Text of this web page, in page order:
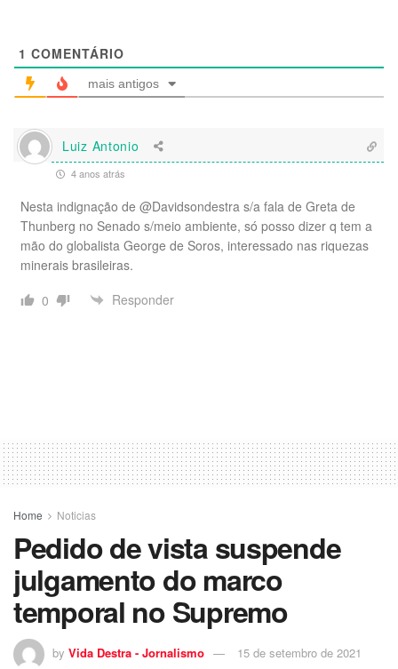
1 COMENTÁRIO
mais antigos
Luiz Antonio
4 anos atrás
Nesta indignação de @Davidsondestra s/a fala de Greta de
Thunberg no Senado s/meio ambiente, só posso dizer q tem a
mão do globalista George de Soros, interessado nas riquezas
minerais brasileiras.
0
Responder
Home Noticias
Pedido de vista suspende
julgamento do marco
temporal no Supremo
by Vida Destra - Jornalismo 15 de setembro de 2021